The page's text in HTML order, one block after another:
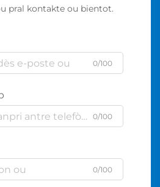
pral kontakte ou bientot.
0/100
0/100
0/100